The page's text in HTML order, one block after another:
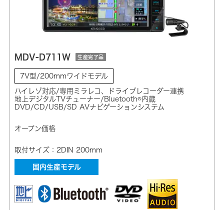
MDV-D711W 生産完了品
7V型/200mmワイドモデル
ハイレゾ対応/専用ミラレコ、ドライブレコーダー連携
地上デジタルTVチューナー/Bluetooth®内蔵
DVD/CD/USB/SD AVナビゲーションシステム
オープン価格
取付サイズ：2DIN 200mm
国内生産モデル